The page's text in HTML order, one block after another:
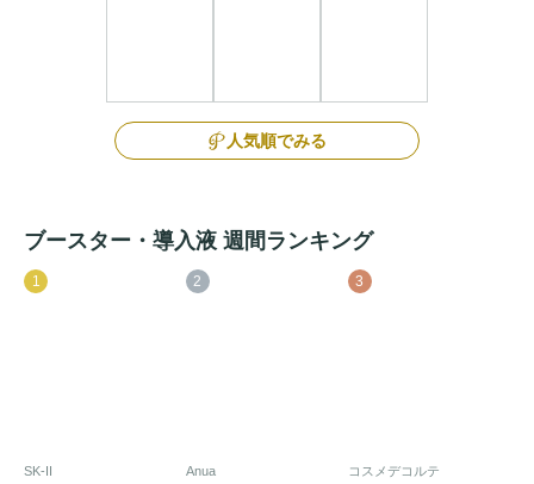
人気順でみる
ブースター・導入液 週間ランキング
1
SK-II
2
Anua
3
コスメデコルテ